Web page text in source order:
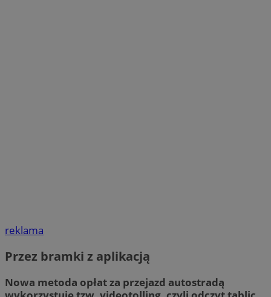
reklama
Przez bramki z aplikacją
Nowa metoda opłat za przejazd autostradą